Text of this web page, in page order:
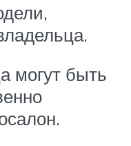
могут быть